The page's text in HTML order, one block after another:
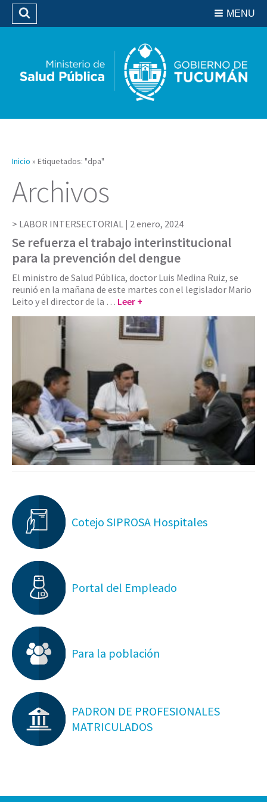
Biblioteca
MENU
Buscar
Inicio » Etiquetados: "dpa"
Archivos
LABOR INTERSECTORIAL | 2 enero, 2024
Se refuerza el trabajo interinstitucional
para la prevención del dengue
El ministro de Salud Pública, doctor Luis Medina Ruiz, se
reunió en la mañana de este martes con el legislador Mario
Leito y el director de la … Leer +
Cotejo SIPROSA Hospitales
Portal del Empleado
Para la población
PADRON DE PROFESIONALES
MATRICULADOS